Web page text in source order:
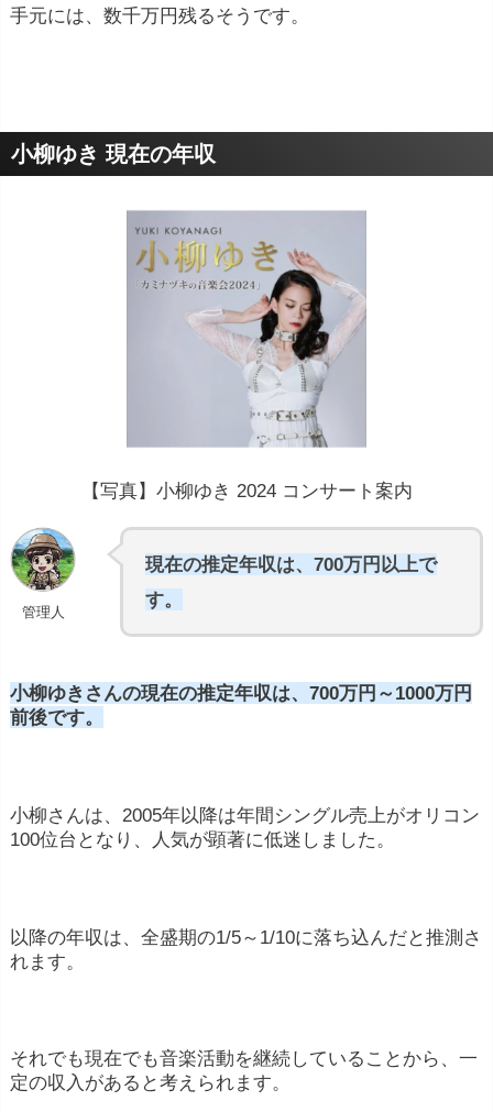
手元には、数千万円残るそうです。
小柳ゆき 現在の年収
【写真】小柳ゆき 2024 コンサート案内
管理人
現在の推定年収は、700万円以上で
す。
小柳ゆきさんの現在の推定年収は、700万円～1000万円
前後です。
小柳さんは、2005年以降は年間シングル売上がオリコン
100位台となり、人気が顕著に低迷しました。
以降の年収は、全盛期の1/5～1/10に落ち込んだと推測さ
れます。
それでも現在でも音楽活動を継続していることから、一
定の収入があると考えられます。